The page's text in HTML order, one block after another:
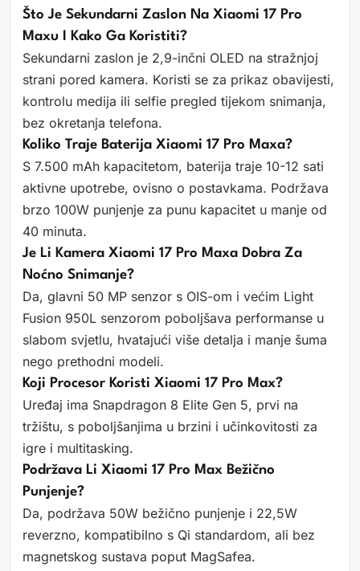
Što Je Sekundarni Zaslon Na Xiaomi 17 Pro
Maxu I Kako Ga Koristiti?
Sekundarni zaslon je 2,9-inčni OLED na stražnjoj
strani pored kamera. Koristi se za prikaz obavijesti,
kontrolu medija ili selfie pregled tijekom snimanja,
bez okretanja telefona.
Koliko Traje Baterija Xiaomi 17 Pro Maxa?
S 7.500 mAh kapacitetom, baterija traje 10-12 sati
aktivne upotrebe, ovisno o postavkama. Podržava
brzo 100W punjenje za punu kapacitet u manje od
40 minuta.
Je Li Kamera Xiaomi 17 Pro Maxa Dobra Za
Noćno Snimanje?
Da, glavni 50 MP senzor s OIS-om i većim Light
Fusion 950L senzorom poboljšava performanse u
slabom svjetlu, hvatajući više detalja i manje šuma
nego prethodni modeli.
Koji Procesor Koristi Xiaomi 17 Pro Max?
Uređaj ima Snapdragon 8 Elite Gen 5, prvi na
tržištu, s poboljšanjima u brzini i učinkovitosti za
igre i multitasking.
Podržava Li Xiaomi 17 Pro Max Bežično
Punjenje?
Da, podržava 50W bežično punjenje i 22,5W
reverzno, kompatibilno s Qi standardom, ali bez
magnetskog sustava poput MagSafea.